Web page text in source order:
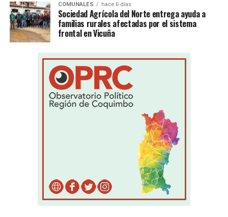
COMUNALES hace 6 días
Sociedad Agrícola del Norte entrega ayuda a
familias rurales afectadas por el sistema
frontal en Vicuña